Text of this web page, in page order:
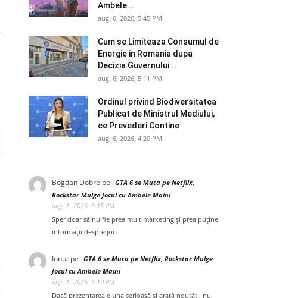
Ambele...
aug. 6, 2026, 5:45 PM
Cum se Limiteaza Consumul de
Energie in Romania dupa
Decizia Guvernului...
aug. 6, 2026, 5:11 PM
Ordinul privind Biodiversitatea
Publicat de Ministrul Mediului,
ce Prevederi Contine
aug. 6, 2026, 4:20 PM
Bogdan Dobre pe GTA 6 se Muta pe Netflix,
Rockstar Mulge Jocul cu Ambele Maini
aug. 6, 2026, 6:15 PM
Sper doar să nu fie prea mult marketing și prea puține
informații despre joc.
Ionut pe GTA 6 se Muta pe Netflix, Rockstar Mulge
Jocul cu Ambele Maini
aug. 6, 2026, 6:10 PM
Dacă prezentarea e una serioasă și arată noutăți, nu